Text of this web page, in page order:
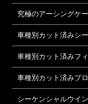
究極のアーシングケ
車種別カット済みシ
車種別カット済みフ
車種別カット済みプ
シーケンシャルウイ